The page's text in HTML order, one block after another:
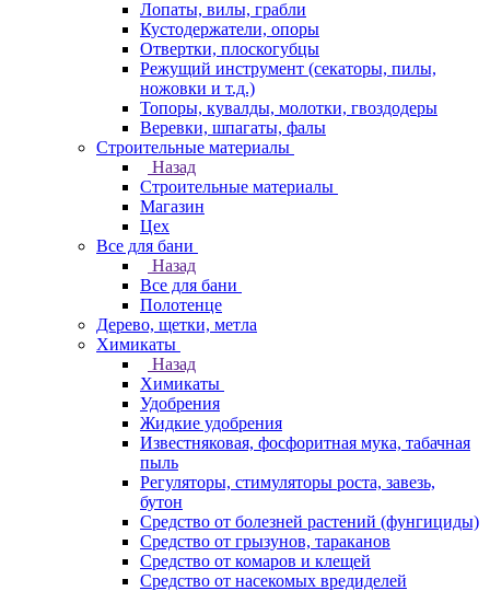
Лопаты, вилы, грабли
Кустодержатели, опоры
Отвертки, плоскогубцы
Режущий инструмент (секаторы, пилы,
ножовки и т.д.)
Топоры, кувалды, молотки, гвоздодеры
Веревки, шпагаты, фалы
Строительные материалы
Назад
Строительные материалы
Магазин
Цех
Все для бани
Назад
Все для бани
Полотенце
Дерево, щетки, метла
Химикаты
Назад
Химикаты
Удобрения
Жидкие удобрения
Известняковая, фосфоритная мука, табачная
пыль
Регуляторы, стимуляторы роста, завезь,
бутон
Средство от болезней растений (фунгициды)
Средство от грызунов, тараканов
Средство от комаров и клещей
Средство от насекомых вредиделей